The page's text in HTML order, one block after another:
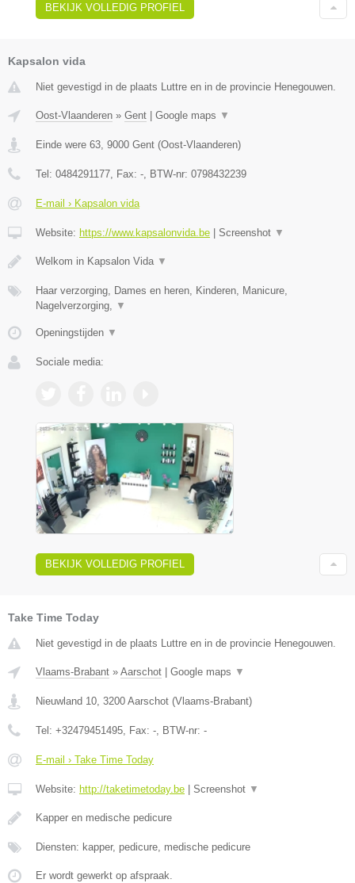
BEKIJK VOLLEDIG PROFIEL
Kapsalon vida
Niet gevestigd in de plaats Luttre en in de provincie Henegouwen.
Oost-Vlaanderen » Gent | Google maps ▼
Einde were 63 9000 Gent (Oost-Vlaanderen)
Tel: 0484291177 , Fax: - , BTW-nr: 0798432239
E-mail › Kapsalon vida
Website: https://www.kapsalonvida.be | Screenshot ▼
Welkom in Kapsalon Vida ▼
Haar verzorging, Dames en heren, Kinderen, Manicure,
Nagelverzorging,
▼
Openingstijden ▼
Sociale media:
BEKIJK VOLLEDIG PROFIEL
Take Time Today
Niet gevestigd in de plaats Luttre en in de provincie Henegouwen.
Vlaams-Brabant » Aarschot | Google maps ▼
Nieuwland 10 3200 Aarschot (Vlaams-Brabant)
Tel: +32479451495 , Fax: - , BTW-nr: -
E-mail › Take Time Today
Website: http://taketimetoday.be | Screenshot ▼
Kapper en medische pedicure
Diensten: kapper, pedicure, medische pedicure
Er wordt gewerkt op afspraak.